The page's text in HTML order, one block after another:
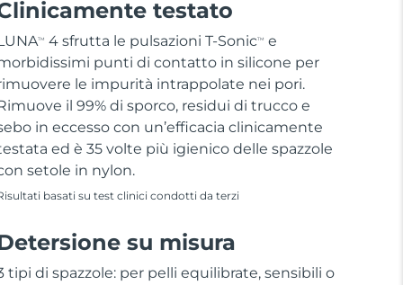
testato
TM 4 sfrutta le pulsazioni T-SonicTM
e
punti di contatto in silicone per
le impurità intrappolate nei pori.
il 99% di sporco, residui di trucco e
in eccesso con un’efficacia clinicamente
ed è 35 volte più igienico delle spazzole
setole in nylon.
basati su test clinici condotti da terzi
su misura
tipi di spazzole: per pelli equilibrate, sensibili o